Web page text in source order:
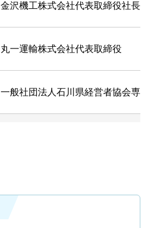
金沢機工株式会社代表取締役社長
丸一運輸株式会社代表取締役
一般社団法人石川県経営者協会専務